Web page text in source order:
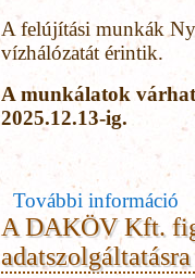
A felújítási munkák
vízhálózatát érintik.
A munkálatok
2025.12.13-ig.
További információ
A DAKÖV Kft.
adatszolgáltatásra